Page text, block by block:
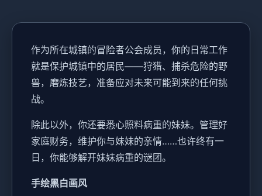
作为所在城镇的冒险者公会成员，你的日常工作
就是保护城镇中的居民——狩猎、捕杀危险的野
兽，磨炼技艺，准备应对未来可能到来的任何挑
战。
除此以外，你还要悉心照料病重的妹妹。管理好
家庭财务，维护你与妹妹的亲情……也许终有一
日，你能够解开妹妹病重的谜团。
手绘黑白画风